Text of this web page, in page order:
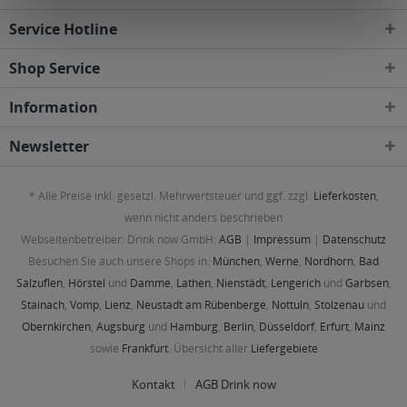
Service Hotline
Shop Service
Information
Newsletter
* Alle Preise inkl. gesetzl. Mehrwertsteuer und ggf. zzgl. Lieferkosten,
wenn nicht anders beschrieben
Webseitenbetreiber: Drink now GmbH: AGB | Impressum | Datenschutz
Besuchen Sie auch unsere Shops in: München, Werne, Nordhorn, Bad
Salzuflen, Hörstel und Damme, Lathen, Nienstädt, Lengerichund Garbsen,
Stainach, Vomp, Lienz, Neustadt am Rübenberge, Nottuln, Stolzenau und
Obernkirchen, Augsburg und Hamburg, Berlin, Düsseldorf, Erfurt, Mainz
sowie Frankfurt. Übersicht aller Liefergebiete
Kontakt AGB Drink now